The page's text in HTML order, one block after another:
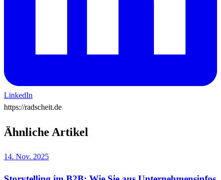
LinkedIn
https://radscheit.de
Ähnliche Artikel
14. Nov. 2025